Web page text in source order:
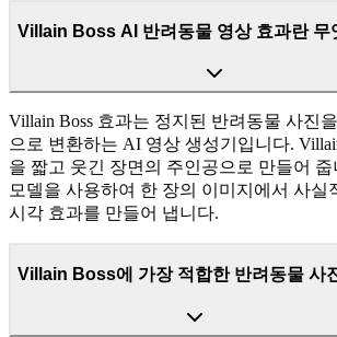
Villain Boss AI 반려동물 영상 효과란 무
Villain Boss 효과는 정지된 반려동물 사진
으로 변환하는 AI 영상 생성기입니다.
을 짧고 웃긴 장면의 주인공으로 만들어
모델을 사용하여 한 장의 이미지에서 사실
시각 효과를 만들어 냅니다.
Villain Boss에 가장 적합한 반려동물 사